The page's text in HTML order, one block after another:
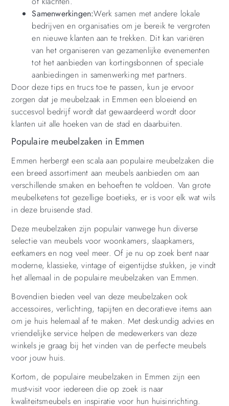
Samenwerkingen:Werk samen met andere lokale
bedrijven en organisaties om je bereik te vergroten
en nieuwe klanten aan te trekken. Dit kan variëren
van het organiseren van gezamenlijke evenementen
tot het aanbieden van kortingsbonnen of speciale
aanbiedingen in samenwerking met partners.
Door deze tips en trucs toe te passen, kun je ervoor
zorgen dat je meubelzaak in Emmen een bloeiend en
succesvol bedrijf wordt dat gewaardeerd wordt door
klanten uit alle hoeken van de stad en daarbuiten.
Populaire meubelzaken in Emmen
Emmen herbergt een scala aan populaire meubelzaken die
een breed assortiment aan meubels aanbieden om aan
verschillende smaken en behoeften te voldoen. Van grote
meubelketens tot gezellige boetieks, er is voor elk wat wils
in deze bruisende stad.
Deze meubelzaken zijn populair vanwege hun diverse
selectie van meubels voor woonkamers, slaapkamers,
eetkamers en nog veel meer. Of je nu op zoek bent naar
moderne, klassieke, vintage of eigentijdse stukken, je vindt
het allemaal in de populaire meubelzaken van Emmen.
Bovendien bieden veel van deze meubelzaken ook
accessoires, verlichting, tapijten en decoratieve items aan
om je huis helemaal af te maken. Met deskundig advies en
vriendelijke service helpen de medewerkers van deze
winkels je graag bij het vinden van de perfecte meubels
voor jouw huis.
Kortom, de populaire meubelzaken in Emmen zijn een
must-visit voor iedereen die op zoek is naar
kwaliteitsmeubels en inspiratie voor hun huisinrichting.